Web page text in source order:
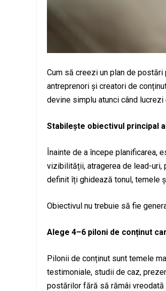
Cum să creezi un plan de
antreprenori și creatori de
devine simplu atunci când
Stabilește obiectivul principal
Înainte de a începe planificarea,
vizibilității, atragerea de lead-uri,
definit îți ghidează tonul, temele
Obiectivul nu trebuie să fie
Alege 4–6 piloni de conținut
Pilonii de conținut sunt temele
testimoniale, studii de caz,
postărilor fără să rămâi vreodată